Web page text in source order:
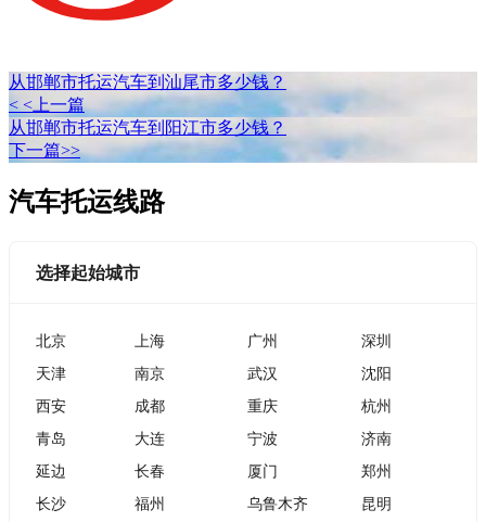
从邯郸市托运汽车到汕尾市多少钱？
< <上一篇
从邯郸市托运汽车到阳江市多少钱？
下一篇>>
汽车托运线路
选择起始城市
北京 上海 广州
深圳
天津
南京 武汉
沈阳
西安
成都 重庆
杭州
青岛
大连 宁波
济南
延边
长春 厦门
郑州
长沙
福州 乌鲁木齐
昆明